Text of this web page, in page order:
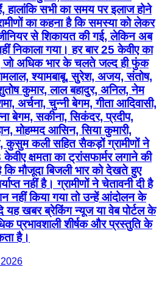
हालांकि सभी का समय पर इलाज होने
का कहना है कि समस्या को लेकर
से शिकायत की गई, लेकिन अब
निकाला गया। हर बार 25 केवीए का
जो अधिक भार के चलते जल्द ही फुंक
श्यामबाबू, सुरेश, अजय, संतोष,
कुमार, लाल बहादुर, अनिल, नेम
अर्चना, चुन्नी बेगम, गीता आदिवासी,
बेगम, सकीना, सिकंदर, प्रदीप,
मोहम्मद आसिन, सिया कुमारी,
कुसुम कली सहित सैकड़ों ग्रामीणों ने
क्षमता का ट्रांसफार्मर लगाने की
मौजूदा बिजली भार को देखते हुए
नहीं है। ग्रामीणों ने चेतावनी दी है
नहीं किया गया तो उन्हें आंदोलन के
यह खबर ब्रेकिंग न्यूज या वेब पोर्टल के
प्रभावशाली शीर्षक और प्रस्तुति के
है।